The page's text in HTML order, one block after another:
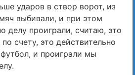
ударов в створ ворот, из
выбивали, и при этом
делу проиграли, считаю, это
счету, это действительно
и проиграли мы